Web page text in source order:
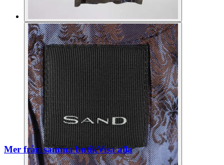
Mer från samma butikVisa alla